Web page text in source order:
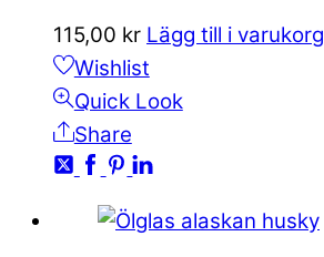
115,00 kr Lägg till i varukorg
Wishlist
Quick Look
Share